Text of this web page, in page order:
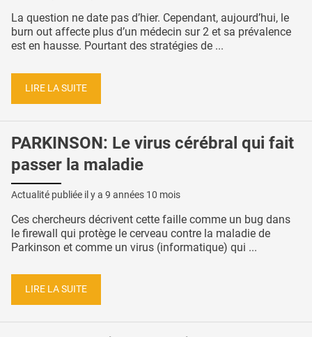
La question ne date pas d’hier. Cependant, aujourd’hui, le
burn out affecte plus d’un médecin sur 2 et sa prévalence
est en hausse. Pourtant des stratégies de ...
LIRE LA SUITE
PARKINSON: Le virus cérébral qui fait
passer la maladie
Actualité publiée il y a 9 années 10 mois
Ces chercheurs décrivent cette faille comme un bug dans
le firewall qui protège le cerveau contre la maladie de
Parkinson et comme un virus (informatique) qui ...
LIRE LA SUITE